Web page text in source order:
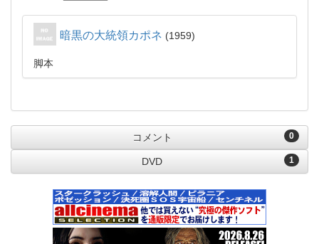
暗黒の大統領カポネ 1959
脚本
0
コメント
1
DVD